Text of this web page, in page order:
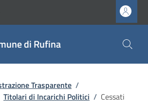
di Rufina
paneTrasparente /
Titolari di Incarichi Politici / Cessati